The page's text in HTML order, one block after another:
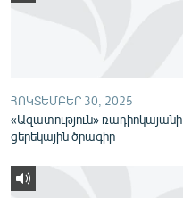
ՀՈԿՏԵՄԲԵՐ 30, 2025
«Ազատություն» ռադիոկայանի
ցերեկային ծրագիր